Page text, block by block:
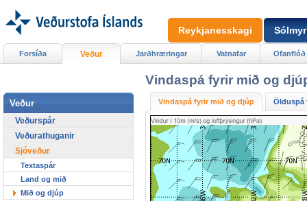
Vindaspá fyrir mið og
Vindaspá fyrir mið og djúp Ölduspá
Forsíða Veður Jarðhræringar Vatnafar Ofanflóð
Veður
Veðurspár
Veðurathuganir
Sjóveður
Textaspár
Land og mið
Mið og djúp
Reykjanesskagi